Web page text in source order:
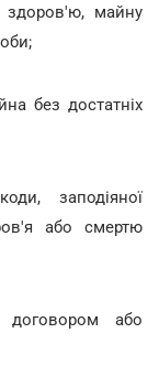
здоров'ю, майну
без достатніх
заподіяної
або смертю
або